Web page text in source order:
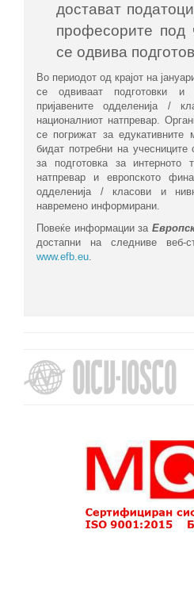
достават
професорите под
се одвива
Во периодот од крајот на
се одвиваат подготовки и
пријавените одделенија /
националниот натпревар.
се погрижат за едукативните
бидат потребни на учесниците
за подготовка за интерното
натпревар и европското
одделенија / класови и
навремено информирани.
Повеќе информации за
достапни на следниве веб-
www.efb.eu.